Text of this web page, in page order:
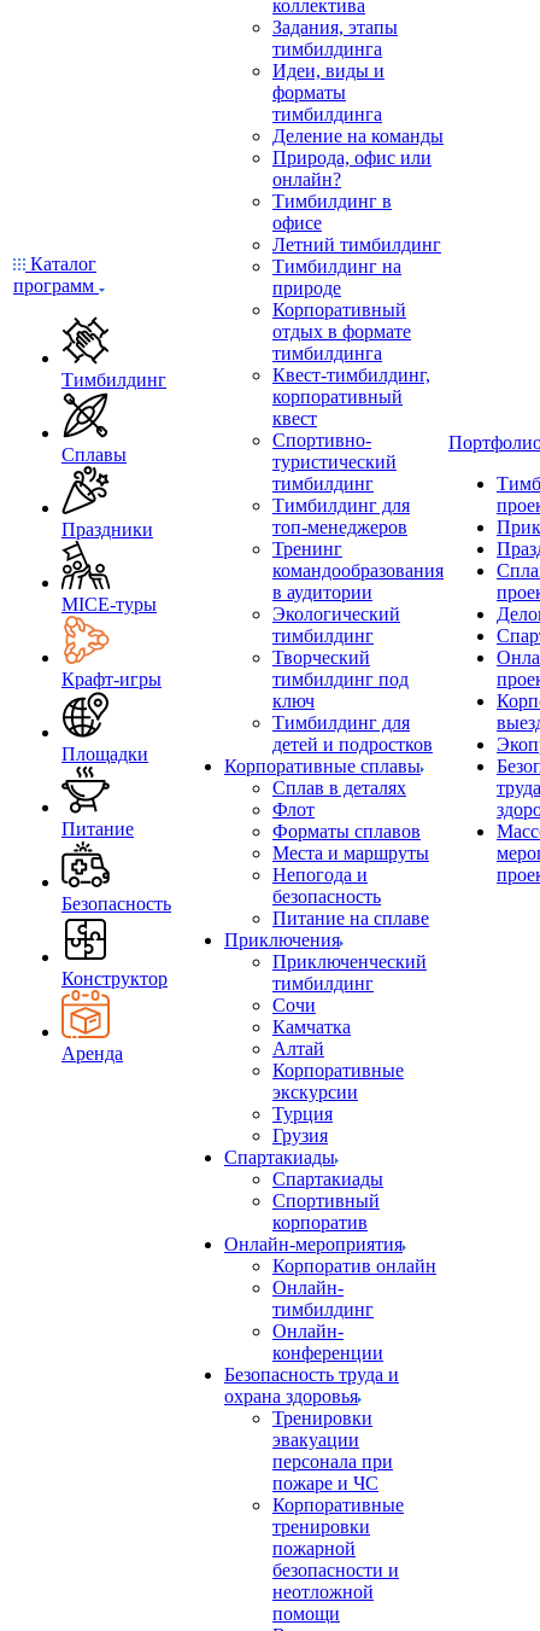
Каталог
программ
Тимбилдинг
Сплавы
Праздники
MICE‑туры
Крафт-игры
Площадки
Питание
Безопасность
Конструктор
Аренда
коллектива
Задания, этапы
тимбилдинга
Идеи, виды и
форматы
тимбилдинга
Деление на команды
Природа, офис или
онлайн?
Тимбилдинг в
офисе
Летний тимбилдинг
Тимбилдинг на
природе
Корпоративный
отдых в формате
тимбилдинга
Квест-тимбилдинг,
корпоративный
квест
Спортивно-
туристический
тимбилдинг
Тимбилдинг для
топ-менеджеров
Тренинг
командообразования
в аудитории
Экологический
тимбилдинг
Творческий
тимбилдинг под
ключ
Тимбилдинг для
детей и подростков
Корпоративные сплавы
Сплав в деталях
Флот
Форматы сплавов
Места и маршруты
Непогода и
безопасность
Питание на сплаве
Приключения
Приключенческий
тимбилдинг
Сочи
Камчатка
Алтай
Корпоративные
экскурсии
Турция
Грузия
Спартакиады
Спартакиады
Спортивный
корпоратив
Онлайн-мероприятия
Корпоратив онлайн
Онлайн-
тимбилдинг
Онлайн-
конференции
Безопасность труда и
охрана здоровья
Тренировки
эвакуации
персонала при
пожаре и ЧС
Корпоративные
тренировки
пожарной
безопасности и
неотложной
помощи